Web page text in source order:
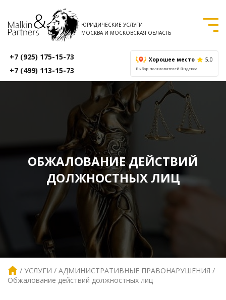
ЮРИДИЧЕСКИЕ УСЛУГИ
МОСКВА И МОСКОВСКАЯ ОБЛАСТЬ
+7 (925) 175-15-73
+7 (499) 113-15-73
Хорошее место 5,0
Выбор пользователей Яндекса
ОБЖАЛОВАНИЕ ДЕЙСТВИЙ
ДОЛЖНОСТНЫХ ЛИЦ
УСЛУГИ
АДМИНИСТРАТИВНЫЕ ПРАВОНАРУШЕНИЯ
Обжалование действий должностных лиц